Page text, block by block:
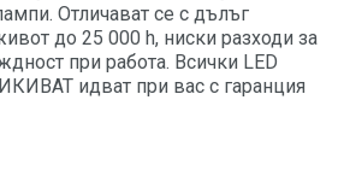
Отличават се с дълъг
до 25 000 h, ниски разходи за
при работа. Всички LED
идват при вас с гаранция